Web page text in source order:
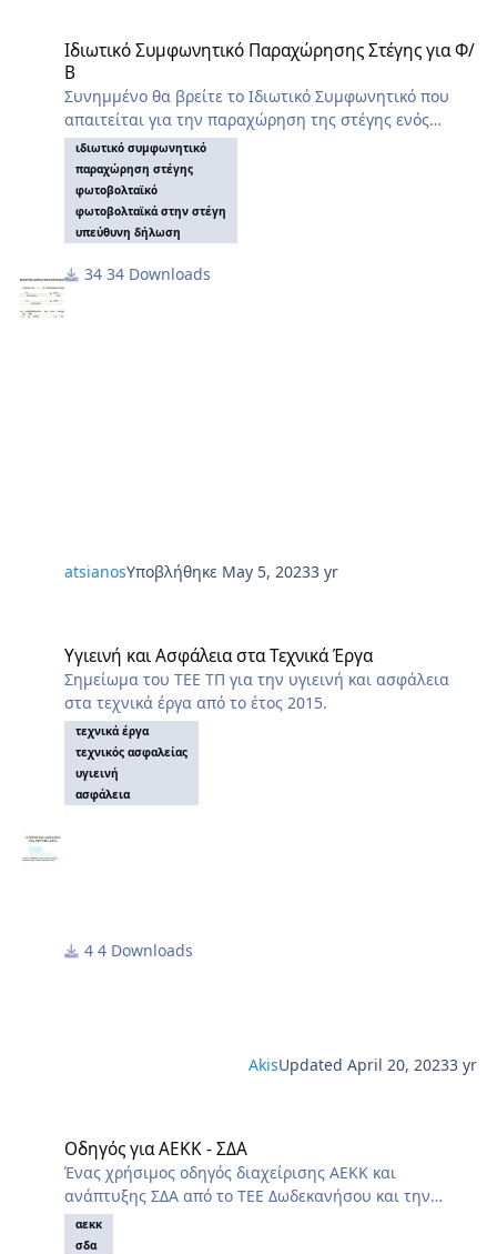
Ιδιωτικό Συμφωνητικό Παραχώρησης Στέγης για Φ/
Β
Συνημμένο θα βρείτε το Ιδιωτικό Συμφωνητικό που
απαιτείται για την παραχώρηση της στέγης ενός
ακινήτου για την εγκατάσταση Φ/Β σταθμού. Αίτηση
μπορεί να κάνει μόνο ο πλήρης κύριος ή ο
επικαρπωτής του ακινήτου και εφόσον έχει το ρολόι
στο όνομά του.
Σε περίπτωση πολυκατοικίας ή ανάλογα με την
γνήσιο) κάθε ιδιοκτήτη του ακινήτου για την
ιδιωτικό συμφωνητικό
παραχώρηση στέγης
φωτοβολταϊκό
φωτοβολταϊκά στην στέγη
υπεύθυνη δήλωση
34 Downloads
atsianosΥποβλήθηκε May 5, 20233 yr
Υγιεινή και Ασφάλεια στα Τεχνικά Έργα
Σημείωμα του ΤΕΕ ΤΠ για την υγιεινή και ασφάλεια
στα τεχνικά έργα από το έτος 2015.
τεχνικά έργα
τεχνικός ασφαλείας
υγιεινή
ασφάλεια
4 Downloads
AkisUpdated April 20, 20233 yr
Οδηγός για ΑΕΚΚ - ΣΔΑ
Ένας χρήσιμος οδηγός διαχείρισης ΑΕΚΚ και
ανάπτυξης ΣΔΑ από το ΤΕΕ Δωδεκανήσου και την
ΔΑΝΑΕΚΚ. Περιέχει και πρακτικά παραδείγματα.
αεκκ
σδα